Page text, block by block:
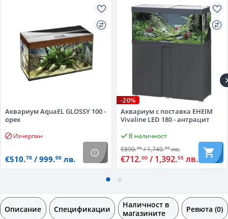
Аквариум AquaEL GLOSSY 100 -
орех
Изчерпан
€510.78/ 999.00лв.
-20%
Аквариум с поставка EHEIM
Vivaline LED 180 - антрацит
В наличност
€890.00/ 1,740.69лв.
€712.00 / 1,392.55 лв.
Описание Спецификации
Наличност в
магазините
Ревюта (0)